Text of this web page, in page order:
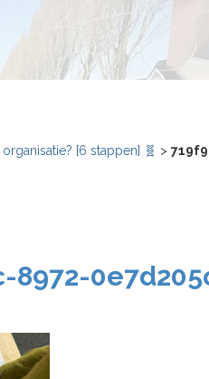
[6 stappen] 🧬 >
8972-